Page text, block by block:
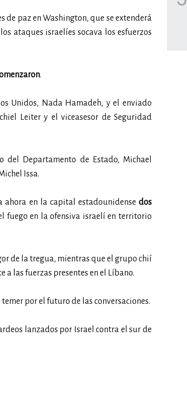
de paz en Washington, que se extenderá
ataques israelíes socava los esfuerzos
.
Unidos, Nada Hamadeh, y el enviado
Leiter y el viceasesor de Seguridad
del Departamento de Estado, Michael
Issa.
ahora en la capital estadounidense dos
fuego en la ofensiva israelí en territorio
de la tregua, mientras que el grupo chií
las fuerzas presentes en el Líbano.
por el futuro de las conversaciones.
lanzados por Israel contra el sur de